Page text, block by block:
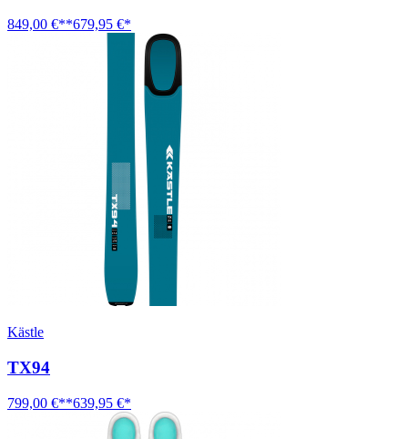
849,00 €**679,95 €*
Kästle
TX94
799,00 €**639,95 €*